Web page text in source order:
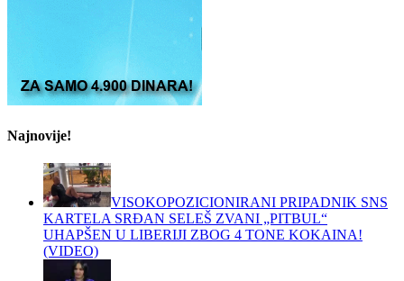
Najnovije!
VISOKOPOZICIONIRANI PRIPADNIK SNS
KARTELA SRĐAN SELEŠ ZVANI „PITBUL“
UHAPŠEN U LIBERIJI ZBOG 4 TONE KOKAINA!
(VIDEO)